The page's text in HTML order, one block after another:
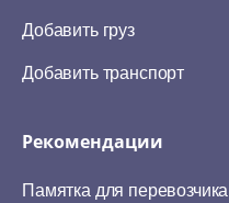
Добавить груз
Добавить транспорт
Рекомендации
Памятка для перевозчика